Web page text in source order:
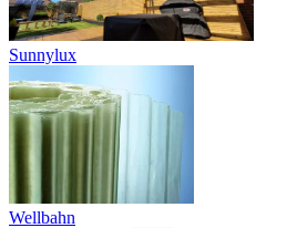
Sunnylux
Wellbahn